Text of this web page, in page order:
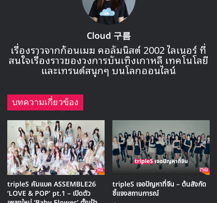
จองรยอวอน ได้ทิ้งท้ายถึงซีรีส์The Midnight Romance in
Hagwonว่า “แม้ว่าซีรีส์นี้จะจบลงแล้ว แต่ยังคงเป็นผลงานที่ดี
ที่สุดในชีวิตของฉัน ฉันขอขอบคุณทีมงานทุกคนที่ได้ร่วมสร้างผล
งานนี้และทำให้มันเป็นที่สุดในชีวิตของฉัน”